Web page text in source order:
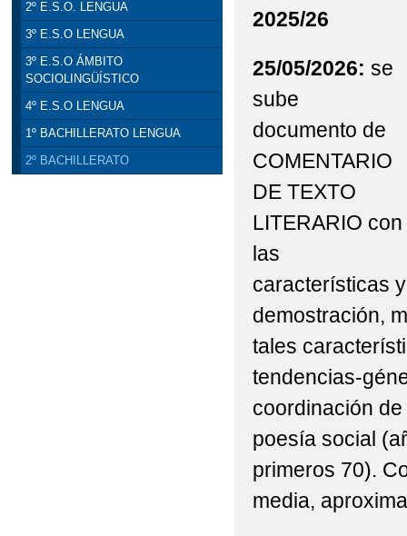
2º E.S.O. LENGUA
3º E.S.O LENGUA
3º E.S.O ÁMBITO
SOCIOLINGÜÍSTICO
4º E.S.O LENGUA
1º BACHILLERATO LENGUA
2º BACHILLERATO
2025/26
25/05/2026: se
sube
documento de
COMENTARIO
DE TEXTO
LITERARIO con
las
características
demostración,
tales
tendencias-
coordinación
poesía social
primeros 70).
media,